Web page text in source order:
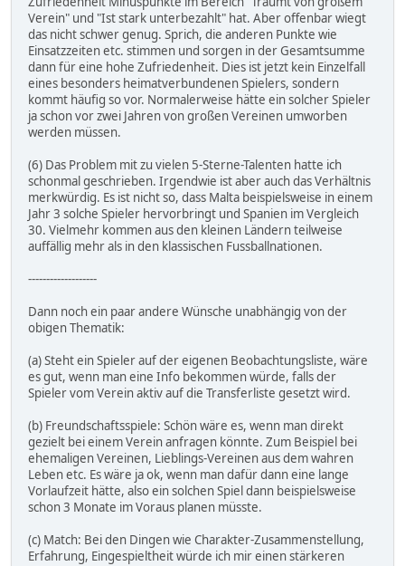
Verein" und "Ist stark unterbezahlt" hat. Aber offenbar wiegt
das nicht schwer genug. Sprich, die anderen Punkte wie
Einsatzzeiten etc. stimmen und sorgen in der Gesamtsumme
dann für eine hohe Zufriedenheit. Dies ist jetzt kein Einzelfall
eines besonders heimatverbundenen Spielers, sondern
kommt häufig so vor. Normalerweise hätte ein solcher Spieler
ja schon vor zwei Jahren von großen Vereinen umworben
werden müssen.
(6) Das Problem mit zu vielen 5-Sterne-Talenten hatte ich
schonmal geschrieben. Irgendwie ist aber auch das Verhältnis
merkwürdig. Es ist nicht so, dass Malta beispielsweise in einem
Jahr 3 solche Spieler hervorbringt und Spanien im Vergleich
30. Vielmehr kommen aus den kleinen Ländern teilweise
auffällig mehr als in den klassischen Fussballnationen.
-------------------
Dann noch ein paar andere Wünsche unabhängig von der
obigen Thematik:
(a) Steht ein Spieler auf der eigenen Beobachtungsliste, wäre
es gut, wenn man eine Info bekommen würde, falls der
Spieler vom Verein aktiv auf die Transferliste gesetzt wird.
(b) Freundschaftsspiele: Schön wäre es, wenn man direkt
gezielt bei einem Verein anfragen könnte. Zum Beispiel bei
ehemaligen Vereinen, Lieblings-Vereinen aus dem wahren
Leben etc. Es wäre ja ok, wenn man dafür dann eine lange
Vorlaufzeit hätte, also ein solchen Spiel dann beispielsweise
schon 3 Monate im Voraus planen müsste.
(c) Match: Bei den Dingen wie Charakter-Zusammenstellung,
Erfahrung, Eingespieltheit würde ich mir einen stärkeren